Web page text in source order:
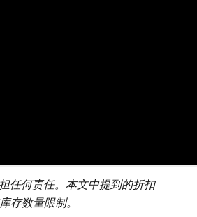
任何责任。本文中提到的折扣
存数量限制。